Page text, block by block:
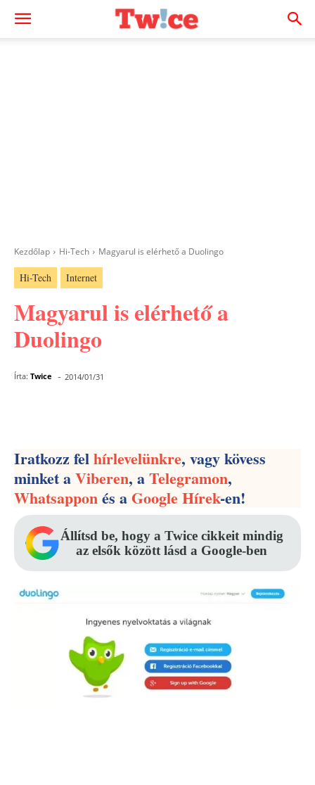
Kezdőlap Hi-Tech Magyarul is elérhető a Duolingo
Hi-Tech Internet
Magyarul is elérhető a
Duolingo
Írta: Twice - 2014/01/31
Iratkozz felhírlevelünkre, vagy kövess
minket aViberen, aTelegramon,
Whatsapponés aGoogle Hírek-en!
Állítsd be, hogy a Twice cikkeit mindig
az elsők között lásd a Google-ben